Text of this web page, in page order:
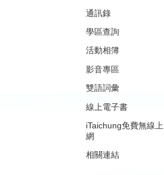
通訊錄
學區查詢
活動相簿
影音專區
雙語詞彙
線上電子書
iTaichung免費無線上
網
相關連結